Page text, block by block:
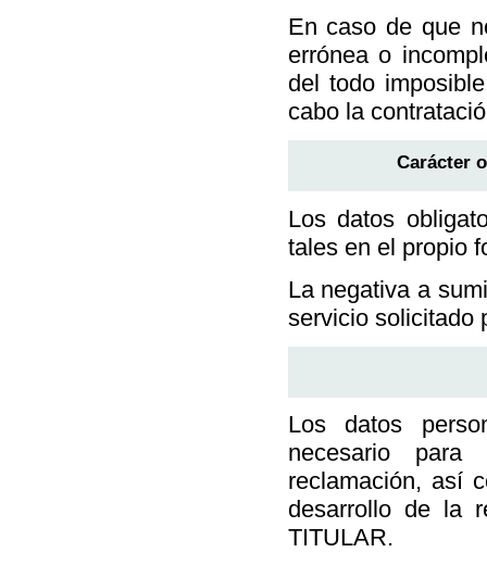
En caso de que
errónea o
del todo
cabo la
Carácter
Los datos
tales en el propio
La negativa a
servicio solicitado
Los datos
necesario
reclamación, así
desarrollo de la
TITULAR.